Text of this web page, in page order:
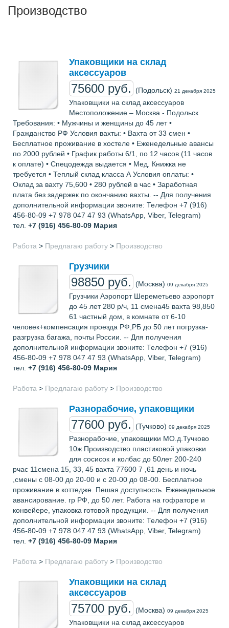
Производство
Упаковщики на склад
аксессуаров
75600 руб. (Подольск) 21 декабря 2025
Упаковщики на склад аксессуаров
Местоположение – Москва - Подольск
Требования: • Мужчины и женщины до 45 лет •
Гражданство РФ Условия вахты: • Вахта от 33 смен •
Бесплатное проживание в хостеле • Еженедельные авансы
по 2000 рублей • График работы 6/1, по 12 часов (11 часов
к оплате) • Спецодежда выдается • Мед. Книжка не
требуется • Теплый склад класса А Условия оплаты: •
Оклад за вахту 75,600 • 280 рублей в час • Заработная
плата без задержек по окончанию вахты. -- Для получения
дополнительной информации звоните: Телефон +7 (916)
456-80-09 +7 978 047 47 93 (WhatsApp, Viber, Telegram)
тел. +7 (916) 456-80-09 Мария
Работа > Предлагаю работу > Производство
Грузчики
98850 руб. (Москва) 09 декабря 2025
Грузчики Аэропорт Шереметьево аэропорт
до 45 лет 280 р/ч, 11 смена45 вахта 98,850
61 частный дом, в комнате от 6-10
человек+компенсация проезда РФ,РБ до 50 лет погрузка-
разгрузка багажа, почты России. -- Для получения
дополнительной информации звоните: Телефон +7 (916)
456-80-09 +7 978 047 47 93 (WhatsApp, Viber, Telegram)
тел. +7 (916) 456-80-09 Мария
Работа > Предлагаю работу > Производство
Разнорабочие, упаковщики
77600 руб. (Тучково) 09 декабря 2025
Разнорабочие, упаковщики МО.д.Тучково
10ж Производство пластиковой упаковки
для сосисок и колбас до 50лет 200-240
рчас 11смена 15, 33, 45 вахта 77600 7 ,61 день и ночь
,смены с 08-00 до 20-00 и с 20-00 до 08-00. Бесплатное
проживание.в коттедже. Пешая доступность. Еженедельное
авансирование. гр РФ, до 50 лет. Работа на гофраторе и
конвейере, упаковка готовой продукции. -- Для получения
дополнительной информации звоните: Телефон +7 (916)
456-80-09 +7 978 047 47 93 (WhatsApp, Viber, Telegram)
тел. +7 (916) 456-80-09 Мария
Работа > Предлагаю работу > Производство
Упаковщики на склад
аксессуаров
75700 руб. (Москва) 09 декабря 2025
Упаковщики на склад аксессуаров